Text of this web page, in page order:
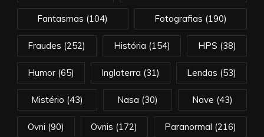
Fantasmas (104) Fotografias (190)
Fraudes (252) História (154) HPS (38)
Humor(65) Inglaterra (31) Lendas (53)
Mistério (43) Nasa (30) Nave (43)
Ovni (90) Ovnis (172) Paranormal (216)